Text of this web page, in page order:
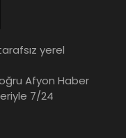
yerel
Afyon Haber
7/24